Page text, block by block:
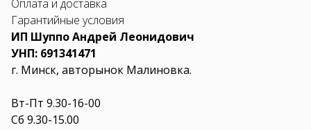
Оплата и доставка
Гарантийные условия
ИП Шуппо Андрей Леонидович
УНП: 691341471
г. Минск, авторынок Малиновка.
Вт-Пт 9.30-16-00
Сб 9.30-15.00